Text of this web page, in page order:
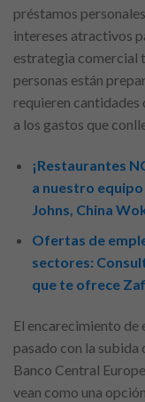
préstamos
intereses atractivos
estrategia comercial
personas están
requieren
a los gastos que
¡Restaurantes
a nuestro
Johns, China
Ofertas de
sectores:
que te ofrece
El encarecimiento de
pasado con la
Banco Central
vean como una